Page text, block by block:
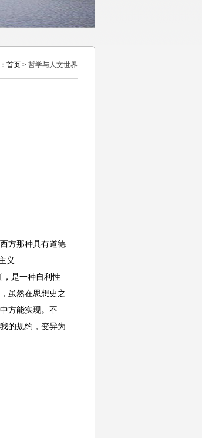
首页 > 哲学与人文世界
方那种具有道德
义
，是一种自利性
虽然在思想史之
方能实现。不
的规约，变异为